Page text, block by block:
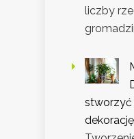
liczby
stworzyć